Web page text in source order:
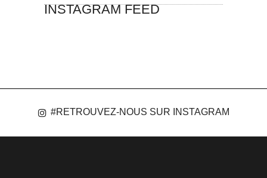
INSTAGRAM FEED
#RETROUVEZ-NOUS SUR INSTAGRAM